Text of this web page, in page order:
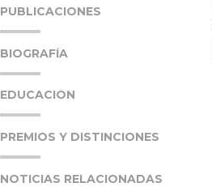
PUBLICACIONES
BIOGRAFÍA
EDUCACIÓN
PREMIOS Y DISTINCIONES
NOTICIAS RELACIONADAS